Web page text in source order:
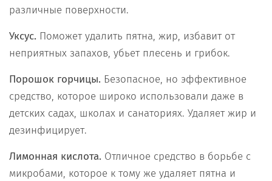
различные поверхности.
Уксус. Поможет удалить пятна, жир, избавит от
неприятных запахов, убьет плесень и грибок.
Порошок горчицы. Безопасное, но эффективное
средство, которое широко использовали даже в
детских садах, школах и санаториях. Удаляет жир и
дезинфицирует.
Лимонная кислота. Отличное средство в борьбе с
микробами, которое к тому же удаляет пятна и